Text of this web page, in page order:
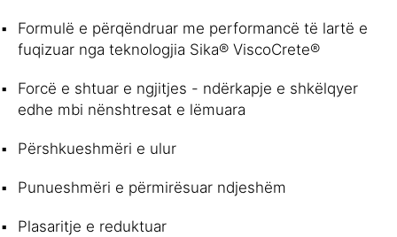
Formulë e përqëndruar me performancë të lartë e
fuqizuar nga teknologjia Sika® ViscoCrete®
Forcë e shtuar e ngjitjes - ndërkapje e shkëlqyer
edhe mbi nënshtresat e lëmuara
Përshkueshmëri e ulur
Punueshmëri e përmirësuar ndjeshëm
Plasaritje e reduktuar